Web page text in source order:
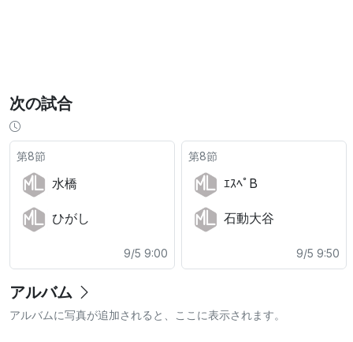
次の試合
第8節
水橋
ひがし
9/5 9:00
第8節
ｴｽﾍﾟB
石動大谷
9/5 9:50
アルバム
アルバムに写真が追加されると、ここに表示されます。